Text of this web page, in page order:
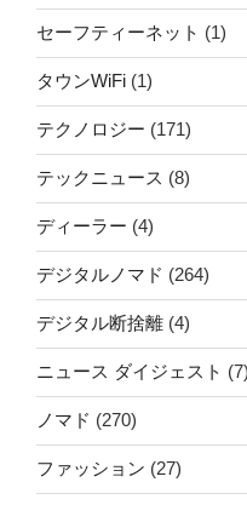
セーフティーネット (1)
タウンWiFi (1)
テクノロジー (171)
テックニュース (8)
ディーラー (4)
デジタルノマド (264)
デジタル断捨離 (4)
ニュース ダイジェスト (7)
ノマド (270)
ファッション (27)